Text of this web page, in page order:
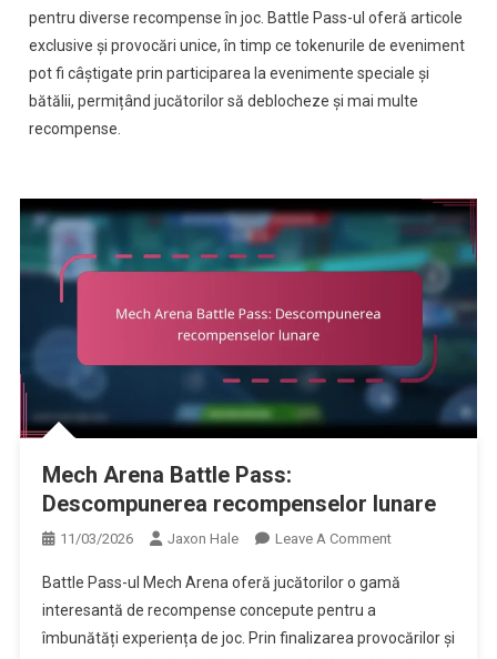
Mech Arena Battle Pass: Descompunerea recompenselor lunare
pentru diverse recompense în joc. Battle Pass-ul oferă articole
exclusive și provocări unice, în timp ce tokenurile de eveniment
pot fi câștigate prin participarea la evenimente speciale și
bătălii, permițând jucătorilor să deblocheze și mai multe
recompense.
Mech Arena Battle Pass:
Descompunerea recompenselor lunare
11/03/2026 Jaxon Hale Leave A CommentOn
Arena
Pass:
Battle Pass-ul Mech Arena oferă jucătorilor o gamă
interesantă de recompense concepute pentru a
îmbunătăți experiența de joc. Prin finalizarea provocărilor și